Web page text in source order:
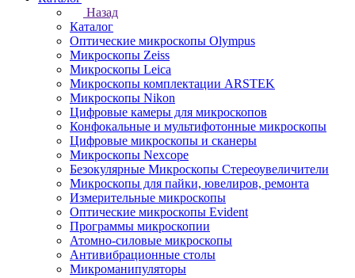
Назад
Каталог
Оптические микроскопы Olympus
Микроскопы Zeiss
Микроскопы Leica
Микроскопы комплектации ARSTEK
Микроскопы Nikon
Цифровые камеры для микроскопов
Конфокальные и мультифотонные микроскопы
Цифровые микроскопы и сканеры
Микроскопы Nexcope
Безокулярные Микроскопы Стереоувеличители
Микроскопы для пайки, ювелиров, ремонта
Измерительные микроскопы
Оптические микроскопы Evident
Программы микроскопии
Атомно-силовые микроскопы
Антивибрационные столы
Микроманипуляторы